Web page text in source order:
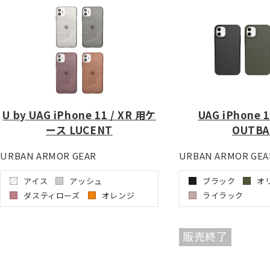
U by UAG iPhone 11 / XR 用ケ
ース LUCENT
URBAN ARMOR GEAR
アイス
アッシュ
ダスティローズ
オレンジ
UAG iPhone
URBAN ARMOR
ブラック
オ
ライラック
販売終了